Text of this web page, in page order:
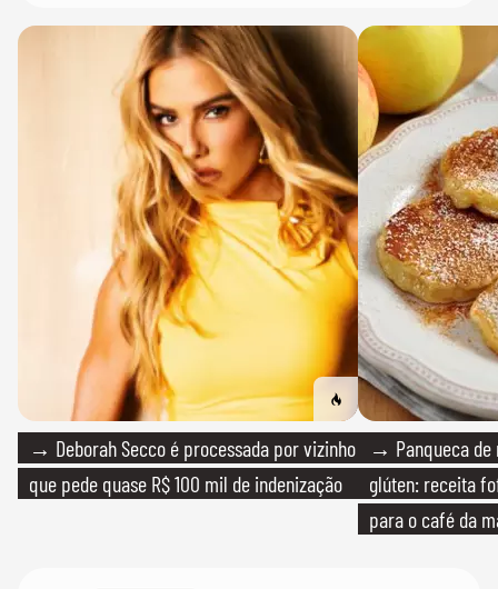
→ Deborah Secco é processada por vizinho
que pede quase R$ 100 mil de indenização
→ Panqueca de
glúten: receita
para o café da